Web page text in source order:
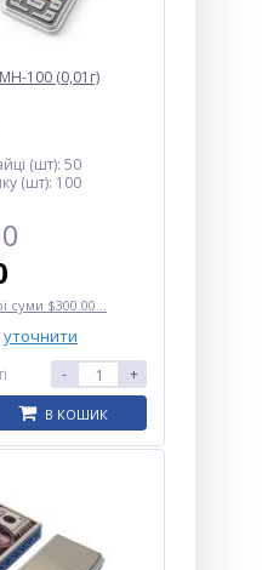
100 (0,01г)
(шт): 50
(шт): 100
суми $300.00...
уточнити
- +
В КОШИК